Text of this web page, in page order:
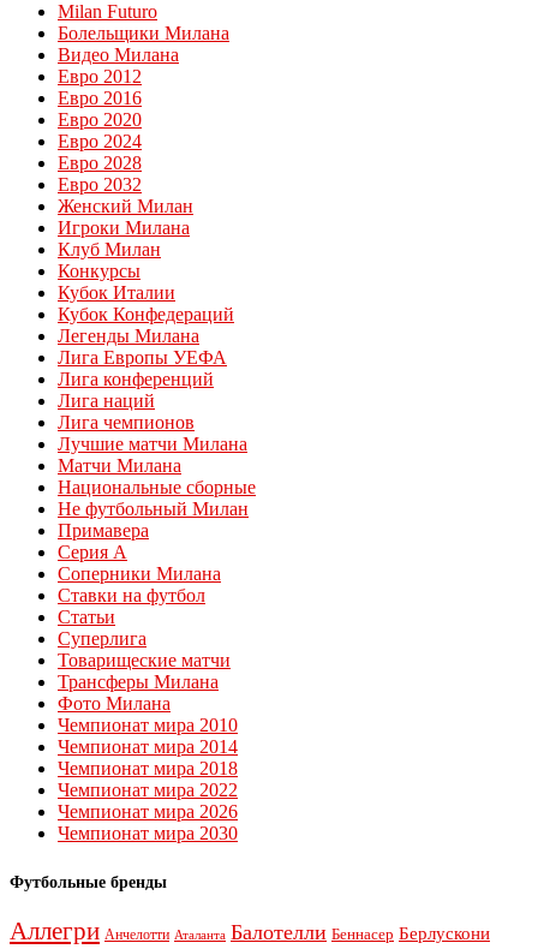
Milan Futuro
Болельщики Милана
Видео Милана
Евро 2012
Евро 2016
Евро 2020
Евро 2024
Евро 2028
Евро 2032
Женский Милан
Игроки Милана
Клуб Милан
Конкурсы
Кубок Италии
Кубок Конфедераций
Легенды Милана
Лига Европы УЕФА
Лига конференций
Лига наций
Лига чемпионов
Лучшие матчи Милана
Матчи Милана
Национальные сборные
Не футбольный Милан
Примавера
Серия А
Соперники Милана
Ставки на футбол
Статьи
Суперлига
Товарищеские матчи
Трансферы Милана
Фото Милана
Чемпионат мира 2010
Чемпионат мира 2014
Чемпионат мира 2018
Чемпионат мира 2022
Чемпионат мира 2026
Чемпионат мира 2030
Футбольные бренды
Аллегри Анчелотти Аталанта Балотелли Беннасер Берлускони